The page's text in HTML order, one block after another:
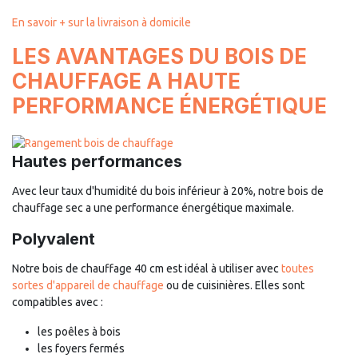
En savoir + sur la livraison à domicile
LES AVANTAGES DU BOIS DE
CHAUFFAGE A HAUTE
PERFORMANCE ÉNERGÉTIQUE
Hautes performances
Avec leur taux d'humidité du bois inférieur à 20%, notre bois de
chauffage sec a une performance énergétique maximale.
Polyvalent
Notre bois de chauffage 40 cm est idéal à utiliser avec toutes
sortes d'appareil de chauffage ou de cuisinières. Elles sont
compatibles avec :
les poêles à bois
les foyers fermés